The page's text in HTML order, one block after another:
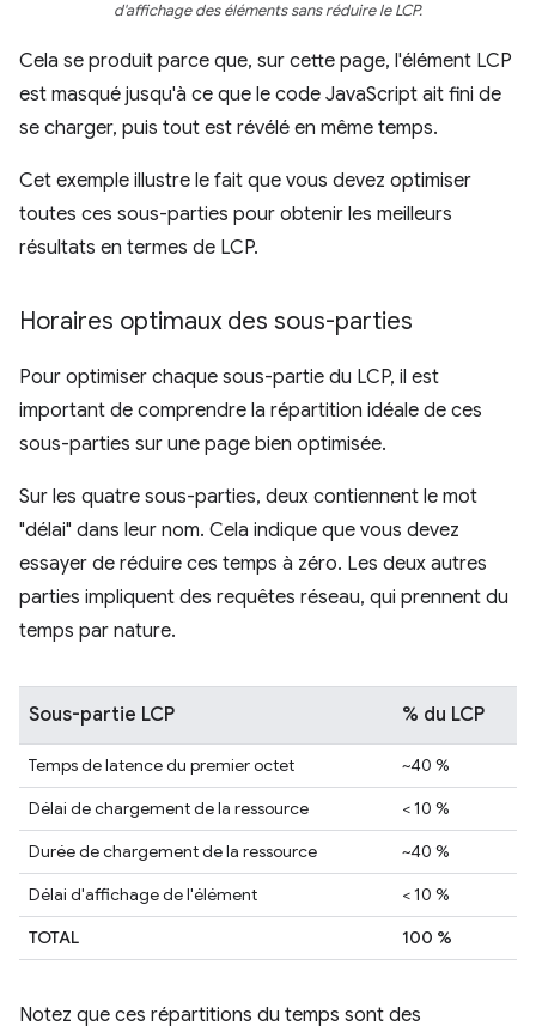
d'affichage des éléments sans réduire le LCP.
Cela se produit parce que, sur cette page, l'élément LCP
est masqué jusqu'à ce que le code JavaScript ait fini de
se charger, puis tout est révélé en même temps.
Cet exemple illustre le fait que vous devez optimiser
toutes ces sous-parties pour obtenir les meilleurs
résultats en termes de LCP.
Horaires optimaux des sous-parties
Pour optimiser chaque sous-partie du LCP, il est
important de comprendre la répartition idéale de ces
sous-parties sur une page bien optimisée.
Sur les quatre sous-parties, deux contiennent le mot
"délai" dans leur nom. Cela indique que vous devez
essayer de réduire ces temps à zéro. Les deux autres
parties impliquent des requêtes réseau, qui prennent du
temps par nature.
Sous-partie LCP % du LCP
Temps de latence du premier octet
~40 %
Délai de chargement de la ressource
< 10 %
Durée de chargement de la ressource
~40 %
Délai d'affichage de l'élément
< 10 %
TOTAL
100 %
Notez que ces répartitions du temps sont des